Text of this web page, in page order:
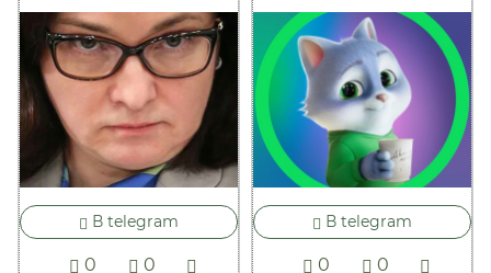
В telegram
0 0
В telegram
0 0